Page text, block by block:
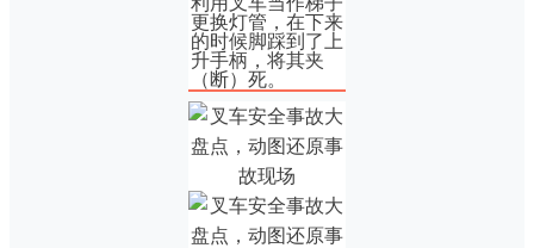
更换灯管，在下来
的时候脚踩到了上
升手柄，将其夹
（断）死。